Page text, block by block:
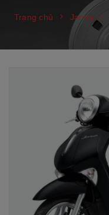
Trang chủ Janus